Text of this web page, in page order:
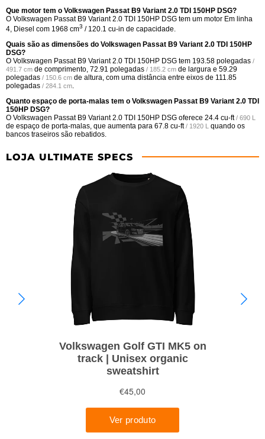
Que motor tem o Volkswagen Passat B9 Variant 2.0 TDI 150HP DSG?
O Volkswagen Passat B9 Variant 2.0 TDI 150HP DSG tem um motor Em linha
4, Diesel com 1968 cm3 / 120.1 cu-in de capacidade.
Quais são as dimensões do Volkswagen Passat B9 Variant 2.0 TDI 150HP
DSG?
O Volkswagen Passat B9 Variant 2.0 TDI 150HP DSG tem 193.58 polegadas /
491.7 cm de comprimento, 72.91 polegadas / 185.2 cm de largura e 59.29
polegadas / 150.6 cm de altura, com uma distância entre eixos de 111.85
polegadas / 284.1 cm
Quanto espaço de porta-malas tem o Volkswagen Passat B9 Variant 2.0 TDI
150HP DSG?
O Volkswagen Passat B9 Variant 2.0 TDI 150HP DSG oferece 24.4 cu-ft / 690 L
de espaço de porta-malas, que aumenta para 67.8 cu-ft / 1920 L quando os
bancos traseiros são rebatidos.
LOJA ULTIMATE SPECS